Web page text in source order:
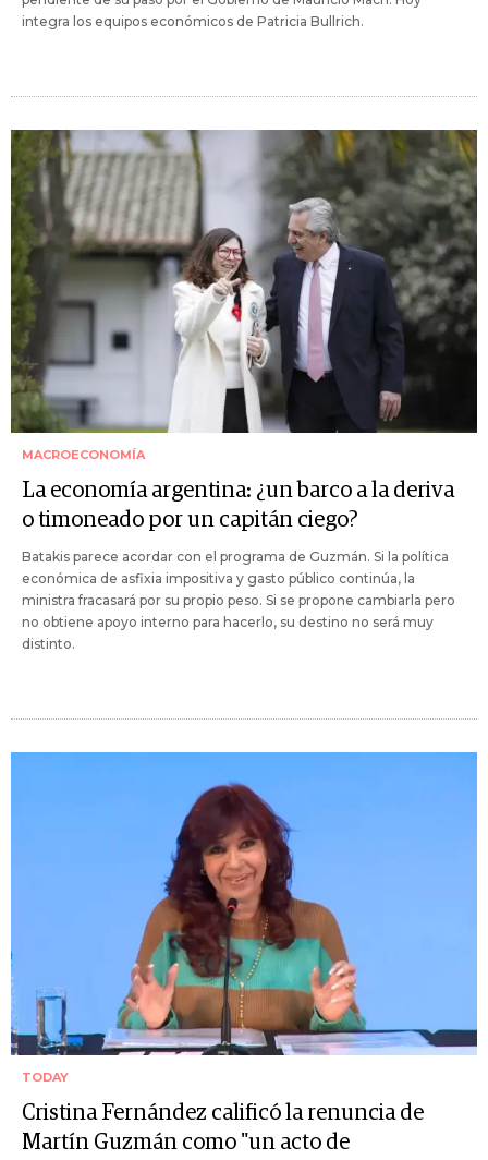
integra los equipos económicos de Patricia Bullrich.
MACROECONOMÍA
La economía argentina: ¿un barco a la deriva
o timoneado por un capitán ciego?
Batakis parece acordar con el programa de Guzmán. Si la política
económica de asfixia impositiva y gasto público continúa, la
ministra fracasará por su propio peso. Si se propone cambiarla pero
no obtiene apoyo interno para hacerlo, su destino no será muy
distinto.
TODAY
Cristina Fernández calificó la renuncia de
Martín Guzmán como "un acto de